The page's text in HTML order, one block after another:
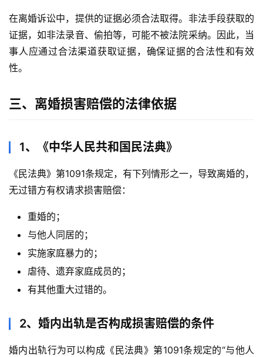
在离婚诉讼中，提供的证据必须合法取得。非法手段获取的
证据，如非法录音、偷拍等，可能不被法院采纳。因此，当
事人应通过合法渠道获取证据，确保证据的合法性和有效
性。
三、离婚损害赔偿的法律依据
1、《中华人民共和国民法典》
《民法典》第1091条规定，有下列情形之一，导致离婚的，
无过错方有权请求损害赔偿：
重婚的；
与他人同居的；
实施家庭暴力的；
虐待、遗弃家庭成员的；
有其他重大过错的。
2、婚内出轨是否构成损害赔偿的条件
婚内出轨行为可以构成《民法典》第1091条规定的“与他人